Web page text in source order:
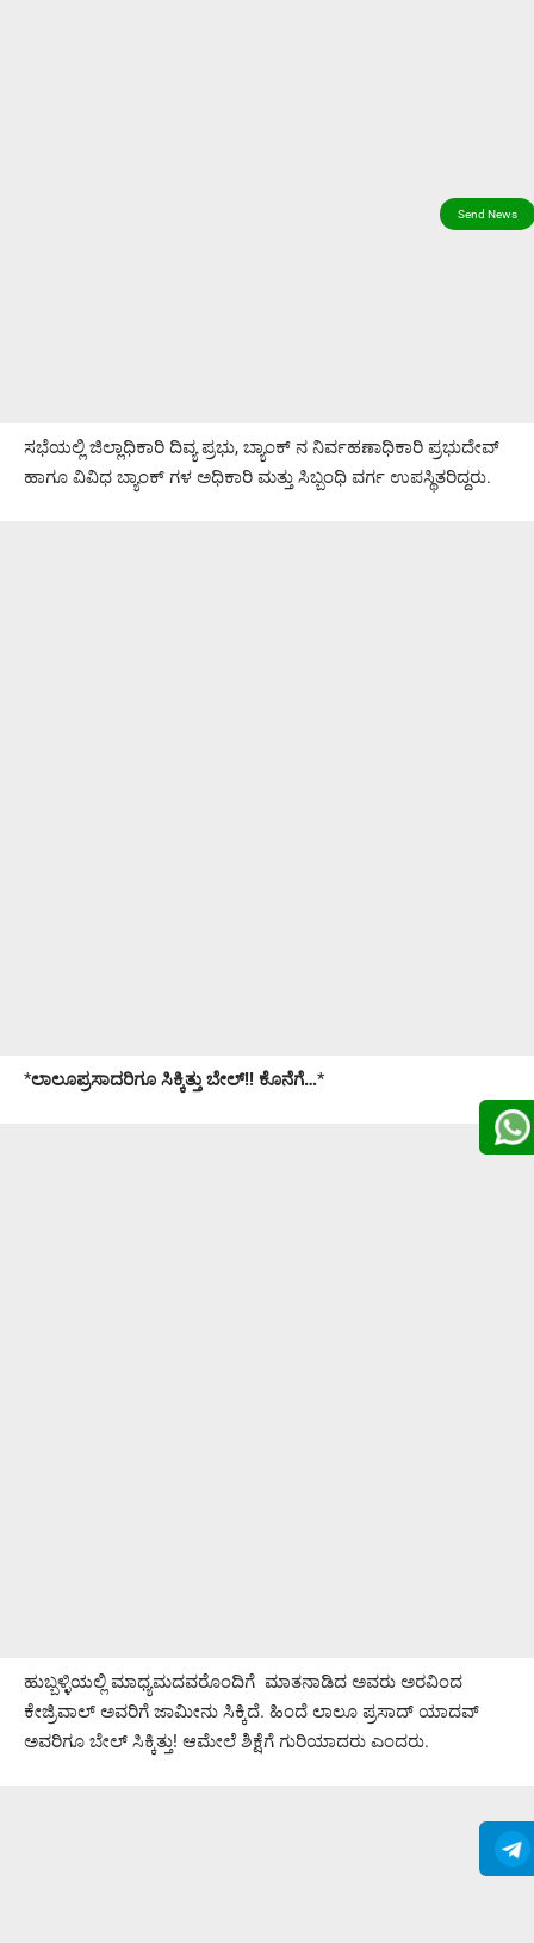
ಸಭೆಯಲ್ಲಿ ಜಿಲ್ಲಾಧಿಕಾರಿ ದಿವ್ಯ ಪ್ರಭು, ಬ್ಯಾಂಕ್ ನ ನಿರ್ವಹಣಾಧಿಕಾರಿ ಪ್ರಭುದೇವ್
ಹಾಗೂ ವಿವಿಧ ಬ್ಯಾಂಕ್ ಗಳ ಅಧಿಕಾರಿ ಮತ್ತು ಸಿಬ್ಬಂಧಿ ವರ್ಗ ಉಪಸ್ಥಿತರಿದ್ದರು.
*ಲಾಲೂಪ್ರಸಾದರಿಗೂ ಸಿಕ್ಕಿತ್ತು ಬೇಲ್!! ಕೊನೆಗೆ…*
ಹುಬ್ಬಳ್ಳಿಯಲ್ಲಿ ಮಾಧ್ಯಮದವರೊಂದಿಗೆ ಮಾತನಾಡಿದ ಅವರು ಅರವಿಂದ
ಕೇಜ್ರಿವಾಲ್ ಅವರಿಗೆ ಜಾಮೀನು ಸಿಕ್ಕಿದೆ. ಹಿಂದೆ ಲಾಲೂ ಪ್ರಸಾದ್ ಯಾದವ್
ಅವರಿಗೂ ಬೇಲ್ ಸಿಕ್ಕಿತ್ತು! ಆಮೇಲೆ ಶಿಕ್ಷೆಗೆ ಗುರಿಯಾದರು ಎಂದರು.